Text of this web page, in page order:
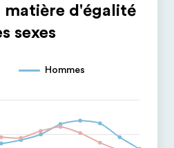
matière d'égalité
sexes
Hommes